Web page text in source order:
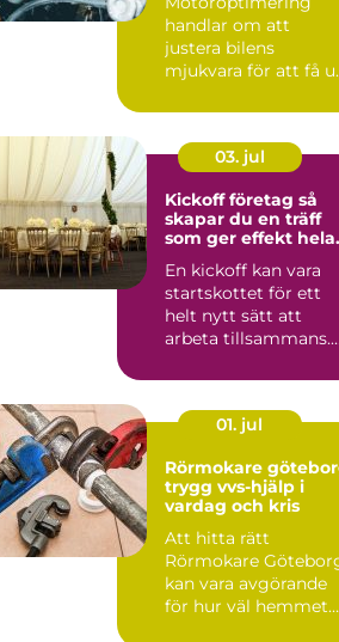
handlar om att
justera bilens
mjukvara för att få
att byta någ...
03. jul
Kickoff företag så
skapar du en träff
som ger effekt hela
En kickoff kan vara
startskottet för ett
helt nytt sätt att
arbeta tillsammans.
01. jul
Rörmokare
trygg vvs-hjälp i
vardag och kris
Att hitta rätt
Rörmokare
kan vara avgörande
för hur väl hemmet